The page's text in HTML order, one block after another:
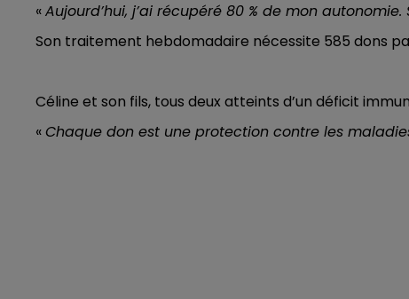
«Aujourd’hui, j’ai récupéré 80 % de mon
Son traitement hebdomadaire nécessite 585 dons
Céline et son fils, tous deux atteints d’un déficit
«Chaque don est une protection contre les